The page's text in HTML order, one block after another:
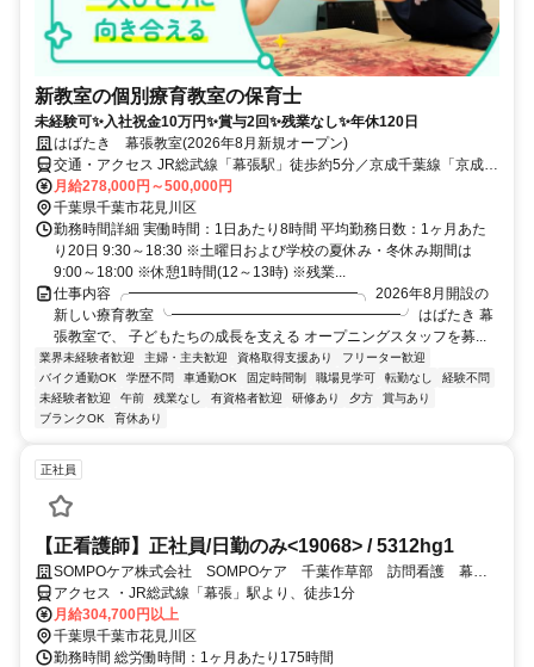
新教室の個別療育教室の保育士
未経験可✨入社祝金10万円✨賞与2回✨残業なし✨年休120日
はばたき 幕張教室(2026年8月新規オープン)
交通・アクセス JR総武線「幕張駅」徒歩約5分／京成千葉線「京成幕
張駅」徒歩約6分
月給278,000円～500,000円
千葉県千葉市花見川区
勤務時間詳細 実働時間：1日あたり8時間 平均勤務日数：1ヶ月あた
り20日 9:30～18:30 ※土曜日および学校の夏休み・冬休み期間は
9:00～18:00 ※休憩1時間(12～13時) ※残業...
仕事内容 ╭━━━━━━━━━━━━━━━━╮ 2026年8月開設の
新しい療育教室 ╰━━━━━━━━━━━━━━━━╯ はばたき 幕
張教室で、 子どもたちの成長を支える オープニングスタッフを募...
業界未経験者歓迎 主婦・主夫歓迎 資格取得支援あり
フリーター歓迎
バイク通勤OK
学歴不問 車通勤OK 固定時間制 職場見学可 転勤なし
経験不問
未経験者歓迎
午前 残業なし 有資格者歓迎 研修あり 夕方
賞与あり
ブランクOK
育休あり
正社員
【正看護師】正社員/日勤のみ<19068> / 5312hg1
SOMPOケア株式会社 SOMPOケア 千葉作草部 訪問看護 幕張
サテライト
アクセス ・JR総武線「幕張」駅より、徒歩1分
月給304,700円以上
千葉県千葉市花見川区
勤務時間 総労働時間：1ヶ月あたり175時間